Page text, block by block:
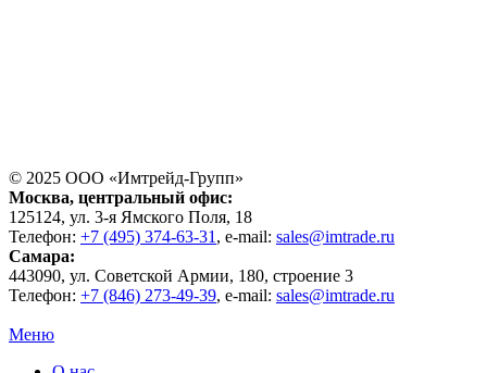
© 2025 ООО «Имтрейд-Групп»
Москва, центральный офис:
125124, ул. 3-я Ямского Поля, 18
Телефон: +7 (495) 374-63-31 , e-mail: sales@imtrade.ru
Самара:
443090, ул. Советской Армии, 180, строение 3
Телефон: +7 (846) 273-49-39, e-mail: sales@imtrade.ru
Меню